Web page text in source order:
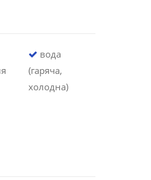
вода
(гаряча,
холодна)